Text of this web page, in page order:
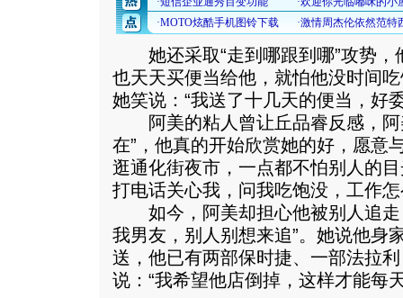
她还采取“走到哪跟到哪”攻势，
也天天买便当给他，就怕他没时间
她笑说：“我送了十几天的便当，好
阿美的粘人曾让丘品睿反感，阿
在”，他真的开始欣赏她的好，愿意
逛通化街夜市，一点都不怕别人的
打电话关心我，问我吃饱没，工作
如今，阿美却担心他被别人追走
我男友，别人别想来追”。她说他身
送，他已有两部保时捷、一部法拉
说：“我希望他店倒掉，这样才能每